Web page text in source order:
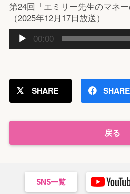
第24回「エミリー先生のマネー
（2025年12月17日放送）
声
ー
ヤ
ー
00:00
SHARE SHARE
戻る